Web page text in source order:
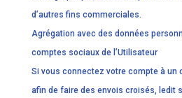
d’autres fins commerciales.
Agrégation avec des données
comptes sociaux de l’Utilisateur
Si vous connectez votre compte à un
afin de faire des envois croisés, ledit